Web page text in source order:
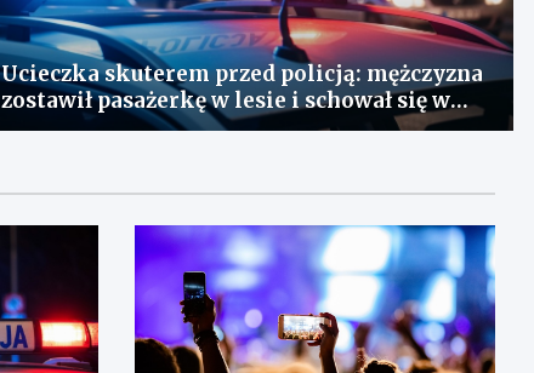
Ucieczka skuterem przed policją: mężczyzna
zostawił pasażerkę w lesie i schował się w
lodówce